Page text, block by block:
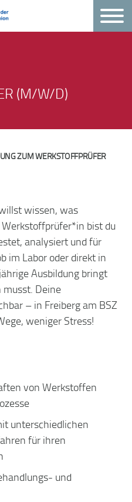
(M/W/D)
ZUM WERKSTOFFPRÜFER
wissen, was
bist du
analysiert und für
im Labor oder direkt in
Ausbildung bringt
musst. Deine
– in Freiberg am BSZ
weniger Stress!
von Werkstoffen
unterschiedlichen
für ihren
und